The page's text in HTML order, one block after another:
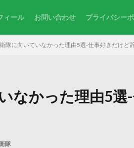
ィール お問い合わせ プライバシー
隊に向いていなかった理由5選-仕事好きだけど
なかった理由5
隊